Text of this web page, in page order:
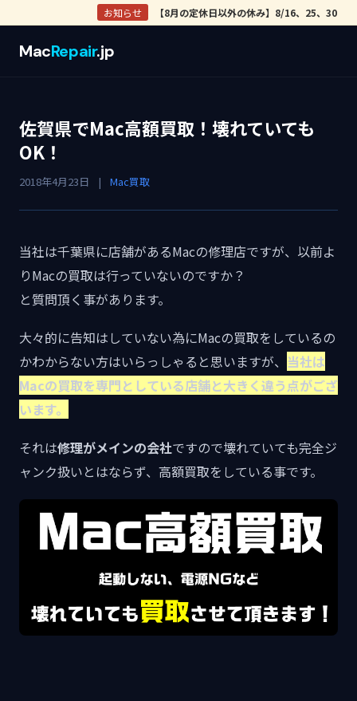
お知らせ 【8月の定休日以外の休み】8/16、25、30
MacRepair.jp
佐賀県でMac高額買取！壊れていても
OK！
2018年4月23日 | Mac買取
当社は千葉県に店舗があるMacの修理店ですが、以前よ
りMacの買取は行っていないのですか？
と質問頂く事があります。
大々的に告知はしていない為にMacの買取をしているの
かわからない方はいらっしゃると思いますが、 当社は
Macの買取を専門としている店舗と大きく違う点がござ
います。
それは修理がメインの会社ですので壊れていても完全ジ
ャンク扱いとはならず、高額買取をしている事です。